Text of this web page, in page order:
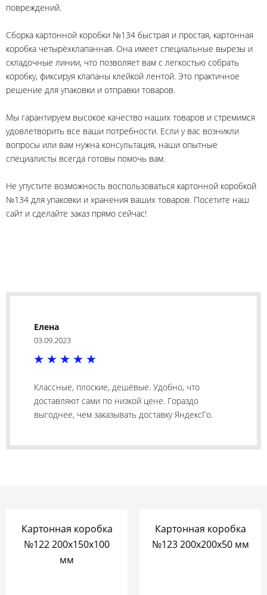
повреждений.
Сборка картонной коробки №134 быстрая и простая, картонная
коробка четырёхклапанная. Она имеет специальные вырезы и
складочные линии, что позволяет вам с легкостью собрать
коробку, фиксируя клапаны клейкой лентой. Это практичное
решение для упаковки и отправки товаров.
Мы гарантируем высокое качество наших товаров и стремимся
удовлетворить все ваши потребности. Если у вас возникли
вопросы или вам нужна консультация, наши опытные
специалисты всегда готовы помочь вам.
Не упустите возможность воспользоваться картонной коробкой
№134 для упаковки и хранения ваших товаров. Посетите наш
сайт и сделайте заказ прямо сейчас!
Елена
03.09.2023
Классные, плоские, дешёвые. Удобно, что
доставляют сами по низкой цене. Гораздо
выгоднее, чем заказывать доставку ЯндексГо.
Картонная коробка
№122 200х150х100
мм
Картонная коробка
№123 200х200х50 мм